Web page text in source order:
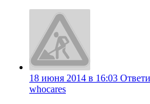
18 июня 2014 в 16:03
whocares